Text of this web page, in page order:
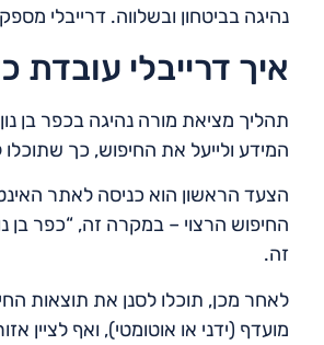
נהיגה בביטחון ובשלווה. דרייבלי
איך דרייבלי עובדת
תהליך מציאת מורה נהיגה בכפר בן
המידע ולייעל את החיפוש, כך
הצעד הראשון הוא כניסה לאתר
החיפוש הרצוי – במקרה זה, “כפר בן
זה.
לאחר מכן, תוכלו לסנן את תוצאות
מועדף (ידני או אוטומטי), ואף לציין